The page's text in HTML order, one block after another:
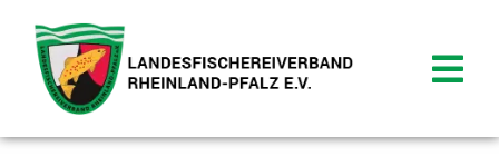
Inhalt
springen
News